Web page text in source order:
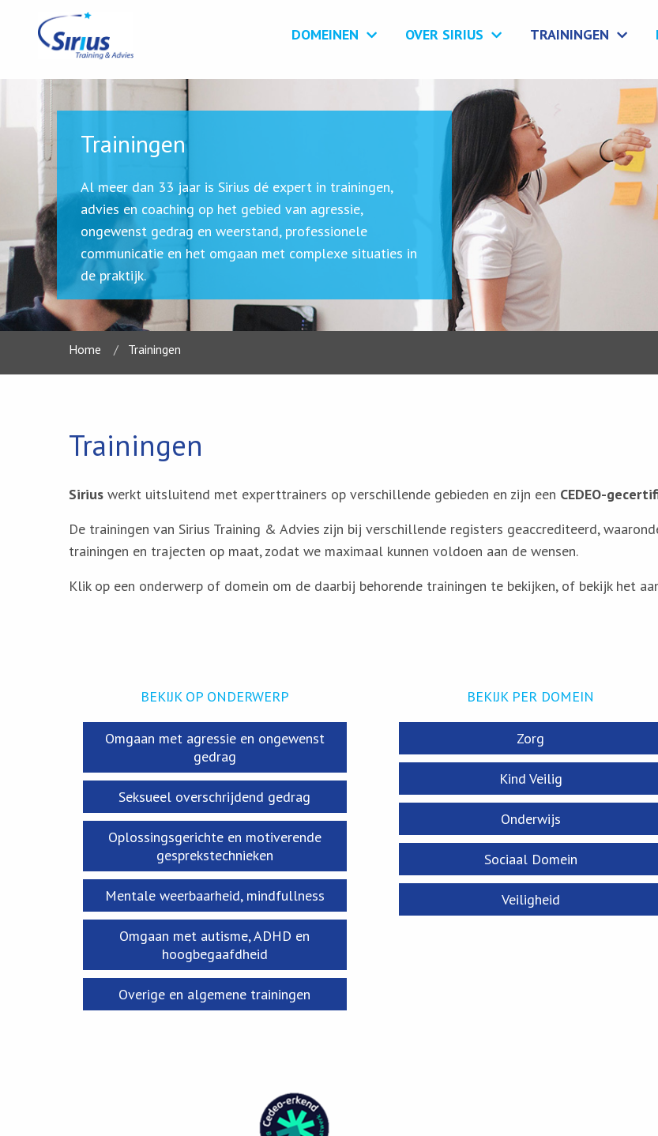
DOMEINEN OVER SIRIUS TRAININGEN
Trainingen
Al meer dan 33 jaar is Sirius dé expert in trainingen,
advies en coaching op het gebied van agressie,
ongewenst gedrag en weerstand, professionele
communicatie en het omgaan met complexe situaties in
de praktijk.
Home Trainingen
Trainingen
Sirius werkt uitsluitend met experttrainers op verschillende gebieden en zijn een CEDEO-
De trainingen van Sirius Training & Advies zijn bij verschillende registers geaccrediteerd,
trainingen en trajecten op maat, zodat we maximaal kunnen voldoen aan de wensen.
Klik op een onderwerp of domein om de daarbij behorende trainingen te bekijken, of bekijk het
BEKIJK OP ONDERWERP
Omgaan met agressie en ongewenst
gedrag
Seksueel overschrijdend gedrag
Oplossingsgerichte en motiverende
gesprekstechnieken
Mentale weerbaarheid, mindfullness
Omgaan met autisme, ADHD en
hoogbegaafdheid
Overige en algemene trainingen
BEKIJK PER DOMEIN
Zorg
Kind Veilig
Onderwijs
Sociaal Domein
Veiligheid